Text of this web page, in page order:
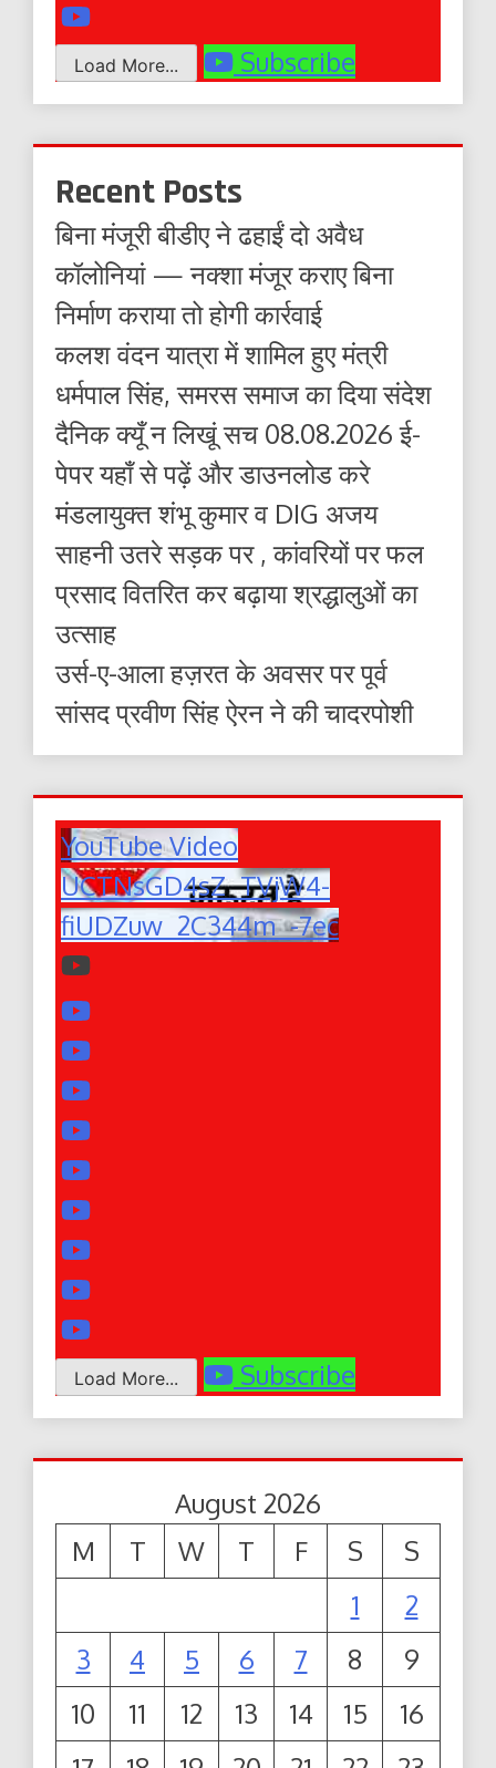
Load More... Subscribe
Recent Posts
बिना मंजूरी बीडीए ने ढहाईं दो अवैध
कॉलोनियां — नक्शा मंजूर कराए बिना
निर्माण कराया तो होगी कार्रवाई
कलश वंदन यात्रा में शामिल हुए मंत्री
धर्मपाल सिंह, समरस समाज का दिया संदेश
दैनिक क्यूँ न लिखूं सच 08.08.2026 ई-
पेपर यहाँ से पढ़ें और डाउनलोड करे
मंडलायुक्त शंभू कुमार व DIG अजय
साहनी उतरे सड़क पर , कांवरियों पर फल
प्रसाद वितरित कर बढ़ाया श्रद्धालुओं का
उत्साह
उर्स-ए-आला हज़रत के अवसर पर पूर्व
सांसद प्रवीण सिंह ऐरन ने की चादरपोशी
YouTube Video
UCTNsGD4sZ_TVjW4-
fiUDZuw_2C344m_-7ec
Load More... Subscribe
August 2026
M
T W T F S
S
1
2
3
4 5 6 7 8
9
10
11 12 13 14 15
16